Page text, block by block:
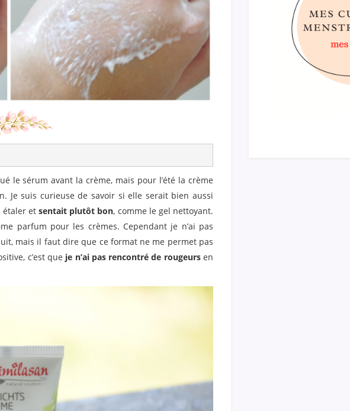
le sérum avant la crème, mais pour l’été la crème
Je suis curieuse de savoir si elle serait bien aussi
étaler etsentait plutôt bon, comme le gel nettoyant.
parfum pour les crèmes. Cependant je n’ai pas
mais il faut dire que ce format ne me permet pas
c’est que je n’ai pas rencontré de rougeursen